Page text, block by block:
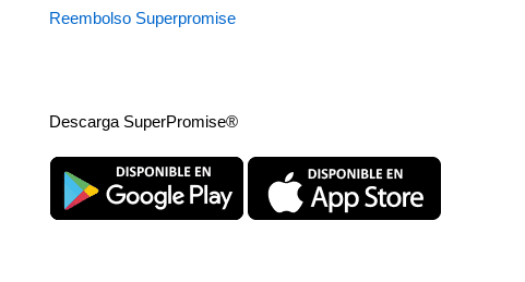
Reembolso Superpromise
Descarga SuperPromise®